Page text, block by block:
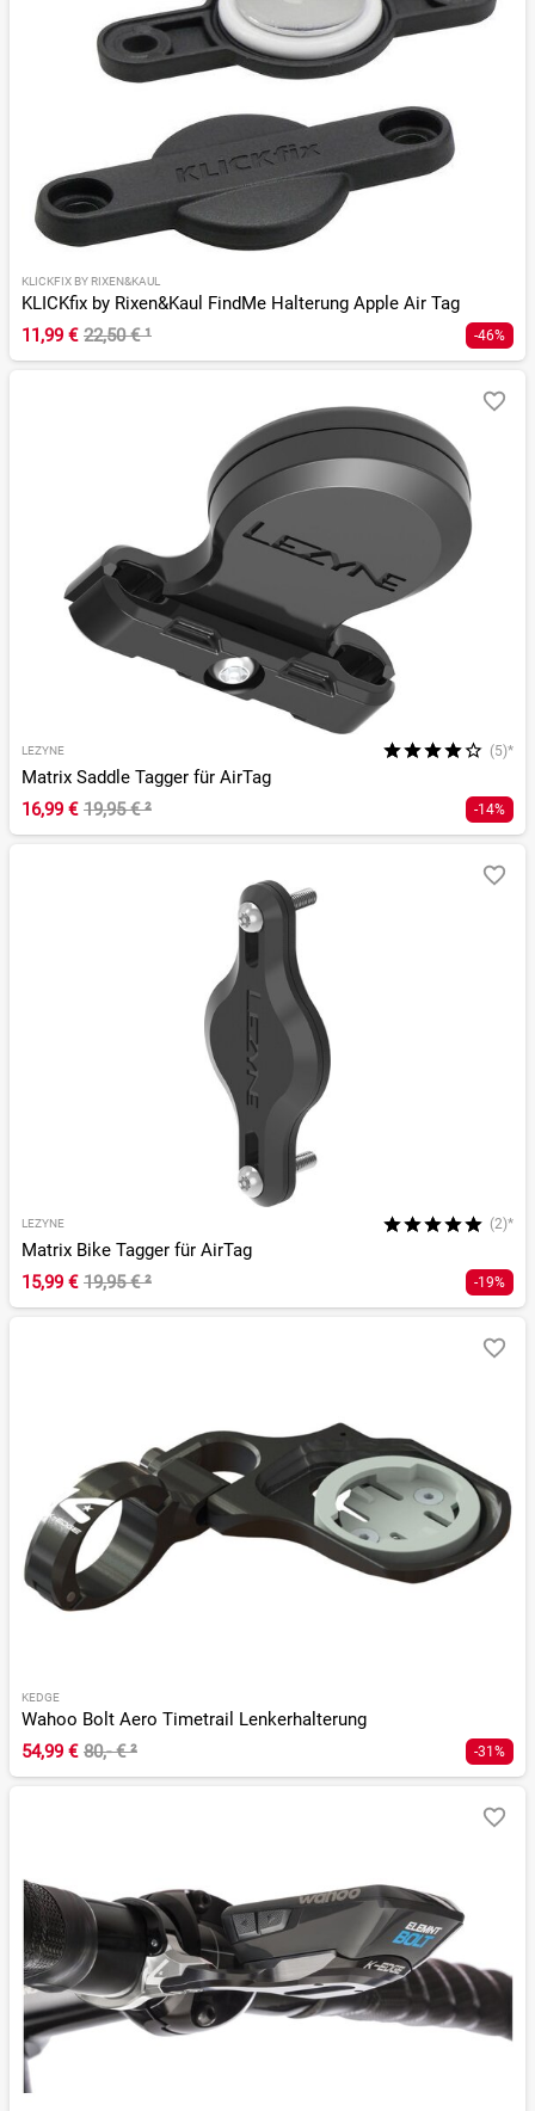
KLICKFIX BY RIXEN&KAUL
KLICKfix by Rixen&Kaul FindMe Halterung Apple Air Tag
11,99 € 22,50 €¹ -46%
LEZYNE (5)*
Matrix Saddle Tagger für AirTag
16,99 € 19,95 €² -14%
LEZYNE (2)*
Matrix Bike Tagger für AirTag
15,99 € 19,95 €² -19%
KEDGE
Wahoo Bolt Aero Timetrail Lenkerhalterung
54,99 € 80,- €² -31%